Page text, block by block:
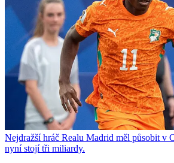
Nejdražší hráč Realu Madrid měl působit v
nyní stojí tři miliardy.